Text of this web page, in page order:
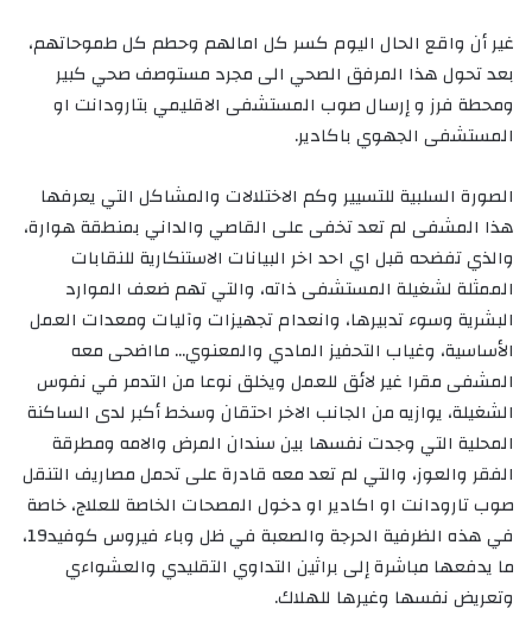
غير أن واقع الحال اليوم كسر كل امالهم وحطم كل طموحاتهم،
بعد تحول هذا المرفق الصحي الى مجرد مستوصف صحي كبير
ومحطة فرز و إرسال صوب المستشفى الاقليمي بتارودانت او
المستشفى الجهوي باكادير.
الصورة السلبية للتسيير وكم الاختلالات والمشاكل التي يعرفها
هذا المشفى لم تعد تخفى على القاصي والداني بمنطقة هوارة،
والذي تفضحه قبل اي احد اخر البيانات الاستنكارية للنقابات
الممثلة لشغيلة المستشفى ذاته، والتي تهم ضعف الموارد
البشرية وسوء تدبيرها، وانعدام تجهيزات وآليات ومعدات العمل
الأساسية، وغياب التحفيز المادي والمعنوي… مااضحى معه
المشفى مقرا غير لائق للعمل ويخلق نوعا من التدمر في نفوس
الشغيلة، يوازيه من الجانب الاخر احتقان وسخط أكبر لدى الساكنة
المحلية التي وجدت نفسها بين سندان المرض والامه ومطرقة
الفقر والعوز، والتي لم تعد معه قادرة على تحمل مصاريف التنقل
صوب تارودانت او اكادير او دخول المصحات الخاصة للعلاج، خاصة
في هذه الظرفية الحرجة والصعبة في ظل وباء فيروس كوفيد19،
ما يدفعها مباشرة إلى براثين التداوي التقليدي والعشواءي
وتعريض نفسها وغيرها للهلاك.